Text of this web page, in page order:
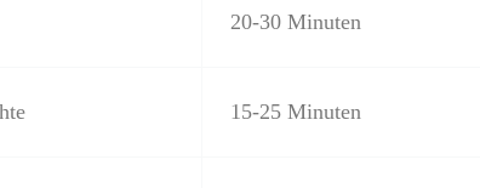
20-30 Minuten
15-25 Minuten